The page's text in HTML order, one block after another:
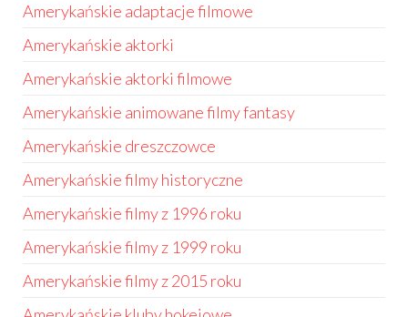
Amerykańskie adaptacje filmowe
Amerykańskie aktorki
Amerykańskie aktorki filmowe
Amerykańskie animowane filmy fantasy
Amerykańskie dreszczowce
Amerykańskie filmy historyczne
Amerykańskie filmy z 1996 roku
Amerykańskie filmy z 1999 roku
Amerykańskie filmy z 2015 roku